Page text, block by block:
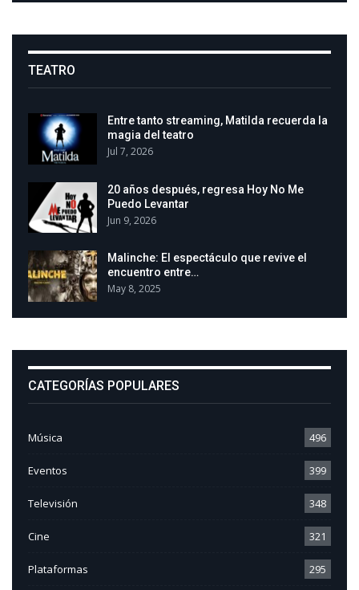
TEATRO
Entre tanto streaming, Matilda recuerda la
magia del teatro
Jul 7, 2026
20 años después, regresa Hoy No Me
Puedo Levantar
Jun 9, 2026
Malinche: El espectáculo que revive el
encuentro entre…
May 8, 2025
CATEGORÍAS POPULARES
Música 496
Eventos 399
Televisión 348
Cine 321
Plataformas 295